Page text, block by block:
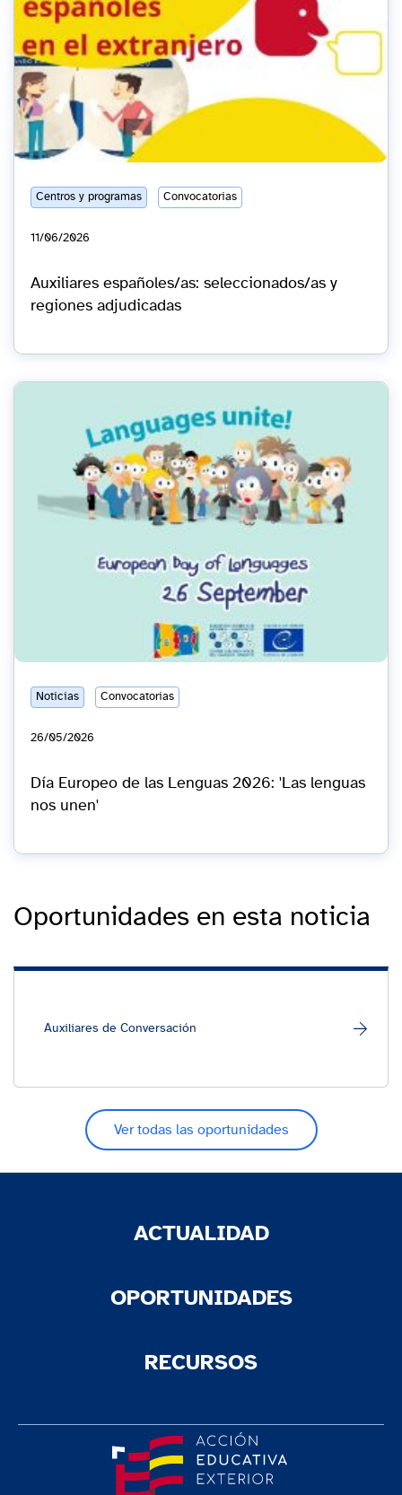
11/06/2026
Centros y programas Convocatorias
Auxiliares españoles/as: seleccionados/as y
regiones adjudicadas
26/05/2026
Noticias Convocatorias
Día Europeo de las Lenguas 2026: 'Las lenguas
nos unen'
Oportunidades en esta noticia
Auxiliares de Conversación
Ver todas las oportunidades
ACTUALIDAD
OPORTUNIDADES
RECURSOS